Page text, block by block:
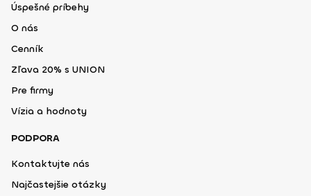
Úspešné príbehy
O nás
Cenník
Zľava 20% s UNION
Pre firmy
Vízia a hodnoty
PODPORA
Kontaktujte nás
Najčastejšie otázky